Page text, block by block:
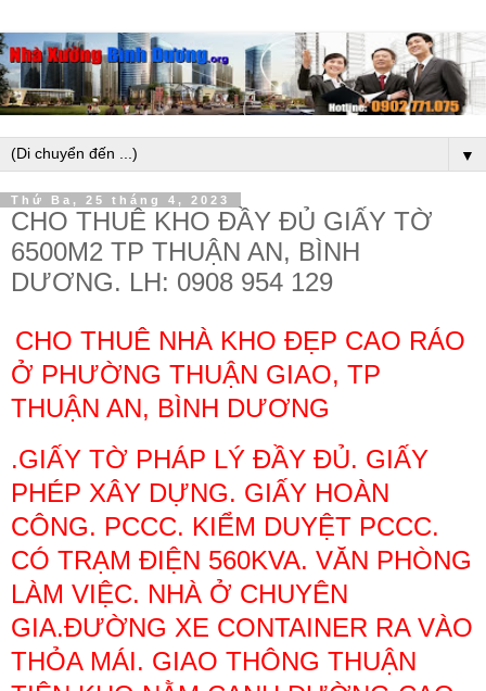
▼
Thứ Ba, 25 tháng 4, 2023
CHO THUÊ KHO ĐẦY ĐỦ GIẤY TỜ
6500M2 TP THUẬN AN, BÌNH
DƯƠNG. LH: 0908 954 129
CHO THUÊ NHÀ KHO ĐẸP CAO RÁO
Ở PHƯỜNG THUẬN GIAO, TP
THUẬN AN, BÌNH DƯƠNG
.GIẤY TỜ PHÁP LÝ ĐẦY ĐỦ. GIẤY
PHÉP XÂY DỰNG. GIẤY HOÀN
CÔNG. PCCC. KIỂM DUYỆT PCCC.
CÓ TRẠM ĐIỆN 560KVA. VĂN PHÒNG
LÀM VIỆC. NHÀ Ở CHUYÊN
GIA.ĐƯỜNG XE CONTAINER RA VÀO
THỎA MÁI. GIAO THÔNG THUẬN